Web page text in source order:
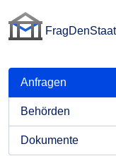
Anfragen
Behörden
Dokumente